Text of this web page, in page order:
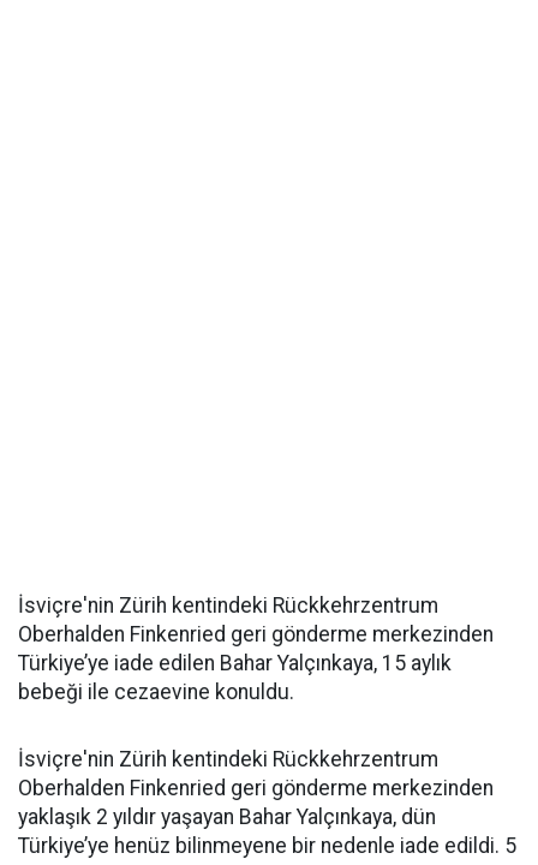
İsviçre'nin Zürih kentindeki Rückkehrzentrum
Oberhalden Finkenried geri gönderme merkezinden
Türkiye’ye iade edilen Bahar Yalçınkaya, 15 aylık
bebeği ile cezaevine konuldu.
İsviçre'nin Zürih kentindeki Rückkehrzentrum
Oberhalden Finkenried geri gönderme merkezinden
yaklaşık 2 yıldır yaşayan Bahar Yalçınkaya, dün
Türkiye’ye henüz bilinmeyene bir nedenle iade edildi. 5